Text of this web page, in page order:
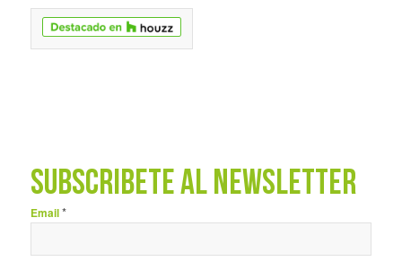
SUBSCRÍBETE AL NEWSLETTER
Email*